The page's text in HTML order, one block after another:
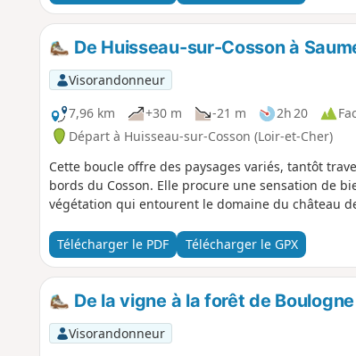
De Huisseau-sur-Cosson à
Visorandonneur
7,96 km
+30 m -21 m 2h 20
Départ à Huisseau-sur-Cosson (Loir-et-Cher)
Cette boucle offre des paysages variés, tantôt
bords du Cosson. Elle procure une sensation de
végétation qui entourent le domaine du château
Télécharger le PDF Télécharger le GPX
De la vigne à la forêt de
Visorandonneur